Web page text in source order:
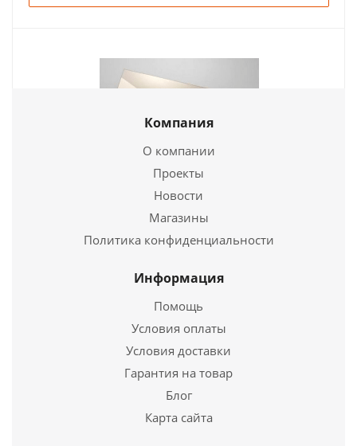
Термостойкое стекло ROBAX (4*200*220 мм)
960руб.
Подробнее
Купить в 1 клик
Компания
О компании
Проекты
Новости
Магазины
Политика конфиденциальности
Информация
Помощь
Условия оплаты
Условия доставки
Гарантия на товар
Блог
Карта сайта